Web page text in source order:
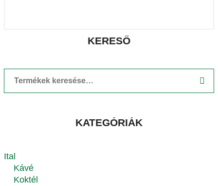
KERESŐ
KATEGÓRIÁK
Ital
Kávé
Koktél